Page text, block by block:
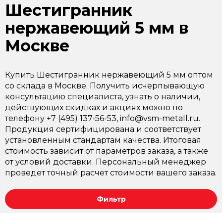
Шестигранник
нержавеющий 5 мм в
Москве
Купить Шестигранник нержавеющий 5 мм оптом
со склада в Москве. Получить исчерпывающую
консультацию специалиста, узнать о наличии,
действующих скидках и акциях можно по
телефону +7 (495) 137-56-53, info@vsm-metall.ru.
Продукция сертифицирована и соответствует
установленным стандартам качества. Итоговая
стоимость зависит от параметров заказа, а также
от условий доставки. Персональный менеджер
проведет точный расчет стоимости вашего заказа.
Фильтр